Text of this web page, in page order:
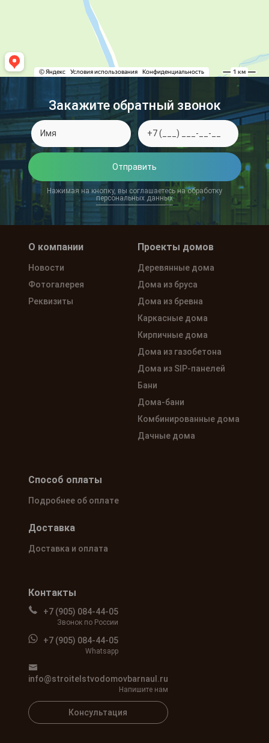
Закажите обратный звонок
Отправить
Нажимая на кнопку, вы соглашаетесь на обработку
персональных данных
О компании
Новости
Фотогалерея
Реквизиты
Проекты домов
Деревянные дома
Дома из бруса
Дома из бревна
Каркасные дома
Кирпичные дома
Дома из газобетона
Дома из SIP-панелей
Бани
Дома-бани
Комбинированные дома
Дачные дома
Контакты
+7 (905) 084-44-05
Звонок по России
+7 (905) 084-44-05
Whatsapp
info@stroitelstvodomovbarnaul.ru
Напишите нам
Консультация
Способ оплаты
Подробнее об оплате
Доставка
Доставка и оплата